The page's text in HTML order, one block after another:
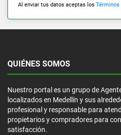
Al enviar tus datos aceptas los Términos
QUIÉNES SOMOS
Nuestro portal es un grupo de
localizados en Medellín y sus
profesional y responsable para
propietarios y compradores para
satisfacción.